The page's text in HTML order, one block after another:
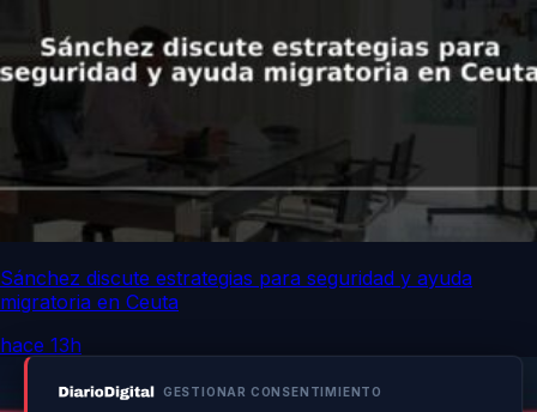
GESTIONAR CONSENTIMIENTO
Sánchez discute estrategias para seguridad y ayuda
migratoria en Ceuta
hace 13h